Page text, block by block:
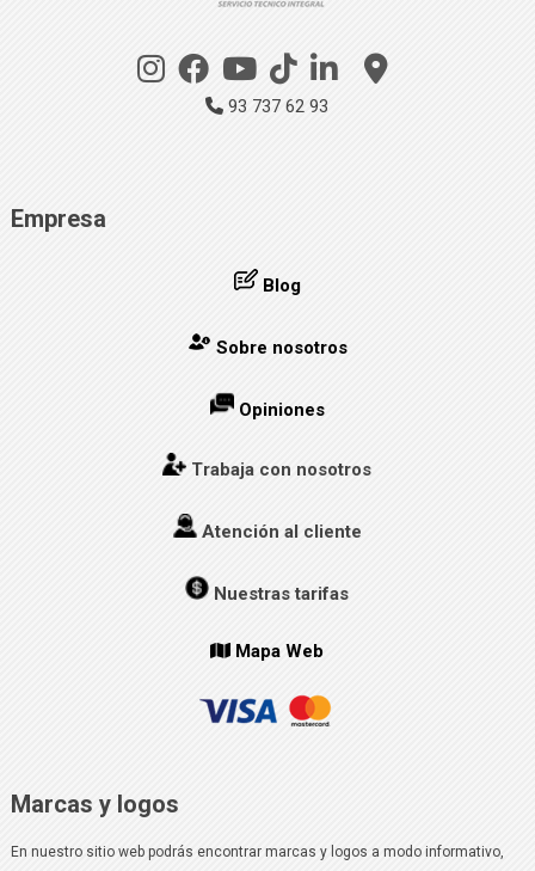
93 737 62 93
Empresa
Blog
Sobre nosotros
Opiniones
Trabaja con nosotros
Atención al cliente
Nuestras tarifas
Mapa Web
Marcas y logos
En nuestro sitio web podrás encontrar marcas y logos a modo informativo,